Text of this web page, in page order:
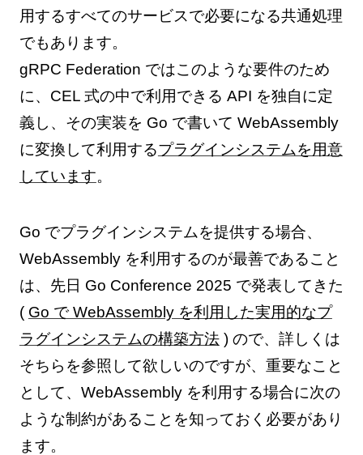
用するすべてのサービスで必要になる共通処理
でもあります。
gRPC Federation ではこのような要件のため
に、CEL 式の中で利用できる API を独自に定
義し、その実装を Go で書いて WebAssembly
に変換して利用するプラグインシステムを用意
しています。
Go でプラグインシステムを提供する場合、
WebAssembly を利用するのが最善であること
は、先日 Go Conference 2025 で発表してきた
( Go で WebAssembly を利用した実用的なプ
ラグインシステムの構築方法) ので、詳しくは
そちらを参照して欲しいのですが、重要なこと
として、WebAssembly を利用する場合に次の
ような制約があることを知っておく必要があり
ます。